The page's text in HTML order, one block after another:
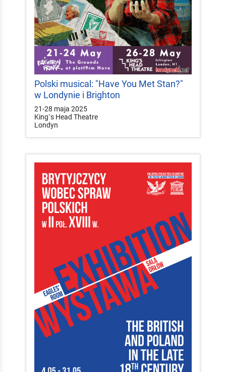
Polski musical: "Have You Met Stan?"
w Londynie i Brighton
21-28 maja 2025
King`s Head Theatre
Londyn